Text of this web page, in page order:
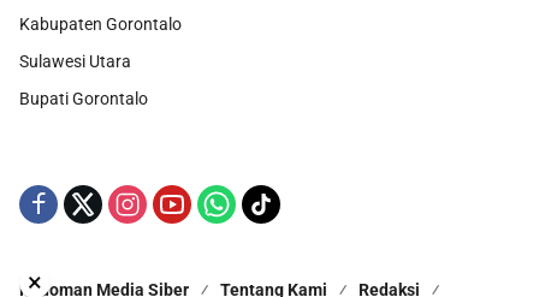
Kabupaten Gorontalo
Sulawesi Utara
Bupati Gorontalo
Pedoman Media Siber Tentang Kami Redaksi
×